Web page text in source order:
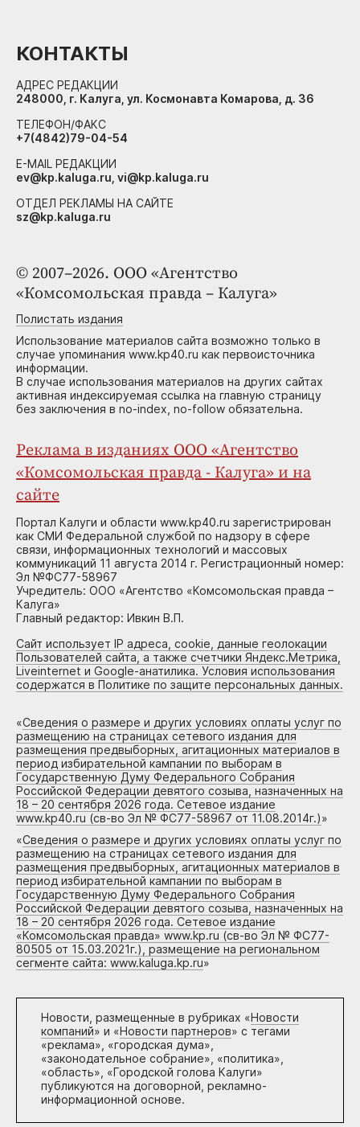
© 2007–2026. ООО «Агентство
«Комсомольская правда – Калуга»
Полистать издания
Использование материалов сайта возможно только в
случае упоминания www.kp40.ru как первоисточника
информации.
В случае использования материалов на других сайтах
активная индексируемая ссылка на главную страницу
без заключения в no-index, no-follow обязательна.
Реклама в изданиях ООО «Агентство
«Комсомольская правда - Калуга» и на
сайте
Портал Калуги и области www.kp40.ru зарегистрирован
как СМИ Федеральной службой по надзору в сфере
связи, информационных технологий и массовых
коммуникаций 11 августа 2014 г. Регистрационный номер:
Эл №ФС77-58967
Учредитель: ООО «Агентство «Комсомольская правда –
Калуга»
Главный редактор: Ивкин В.П.
Сайт использует IP адреса, cookie, данные геолокации
Пользователей сайта, а также счетчики Яндекс.Метрика,
Liveinternet и Google-анатилика. Условия использования
содержатся в Политике по защите персональных данных.
«Сведения о размере и других условиях оплаты услуг по
размещению на страницах сетевого издания для
размещения предвыборных, агитационных материалов в
период избирательной кампании по выборам в
Государственную Думу Федерального Собрания
Российской Федерации девятого созыва, назначенных на
18 – 20 сентября 2026 года. Сетевое издание
www.kp40.ru (св-во Эл № ФС77-58967 от 11.08.2014г.)»
«Сведения о размере и других условиях оплаты услуг по
размещению на страницах сетевого издания для
размещения предвыборных, агитационных материалов в
период избирательной кампании по выборам в
Государственную Думу Федерального Собрания
Российской Федерации девятого созыва, назначенных на
18 – 20 сентября 2026 года. Сетевое издание
«Комсомольская правда» www.kp.ru (св-во Эл № ФС77-
80505 от 15.03.2021г.), размещение на региональном
сегменте сайта: www.kaluga.kp.ru»
Новости, размещенные в рубриках «Новости
компаний» и «Новости партнеров» с тегами
«реклама», «городская дума»,
«законодательное собрание», «политика»,
«область», «Городской голова Калуги»
публикуются на договорной, рекламно-
информационной основе.
КОНТАКТЫ
АДРЕС РЕДАКЦИИ
248000, г. Калуга, ул. Космонавта Комарова, д. 36
ТЕЛЕФОН/ФАКС
+7(4842)79-04-54
E-MAIL РЕДАКЦИИ
ev@kp.kaluga.ru, vi@kp.kaluga.ru
ОТДЕЛ РЕКЛАМЫ НА САЙТЕ
sz@kp.kaluga.ru